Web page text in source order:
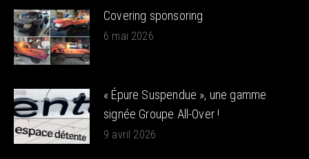
Covering sponsoring
6 mai 2026
« Épure Suspendue », une gamme
signée Groupe All-Over !
9 avril 2026